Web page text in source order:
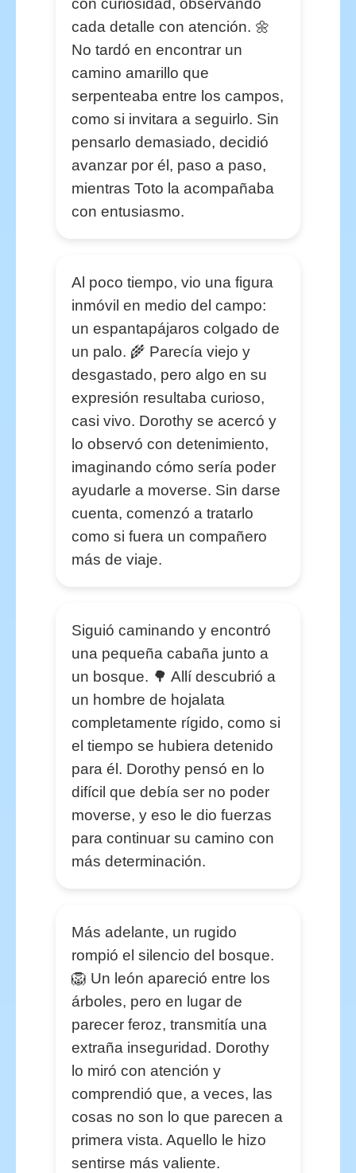
con curiosidad, observando
cada detalle con atención. 🌼
No tardó en encontrar un
camino amarillo que
serpenteaba entre los campos,
como si invitara a seguirlo. Sin
pensarlo demasiado, decidió
avanzar por él, paso a paso,
mientras Toto la acompañaba
con entusiasmo.
Al poco tiempo, vio una figura
inmóvil en medio del campo:
un espantapájaros colgado de
un palo. 🌾 Parecía viejo y
desgastado, pero algo en su
expresión resultaba curioso,
casi vivo. Dorothy se acercó y
lo observó con detenimiento,
imaginando cómo sería poder
ayudarle a moverse. Sin darse
cuenta, comenzó a tratarlo
como si fuera un compañero
más de viaje.
Siguió caminando y encontró
una pequeña cabaña junto a
un bosque. 🌳 Allí descubrió a
un hombre de hojalata
completamente rígido, como si
el tiempo se hubiera detenido
para él. Dorothy pensó en lo
difícil que debía ser no poder
moverse, y eso le dio fuerzas
para continuar su camino con
más determinación.
Más adelante, un rugido
rompió el silencio del bosque.
🦁 Un león apareció entre los
árboles, pero en lugar de
parecer feroz, transmitía una
extraña inseguridad. Dorothy
lo miró con atención y
comprendió que, a veces, las
cosas no son lo que parecen a
primera vista. Aquello le hizo
sentirse más valiente.